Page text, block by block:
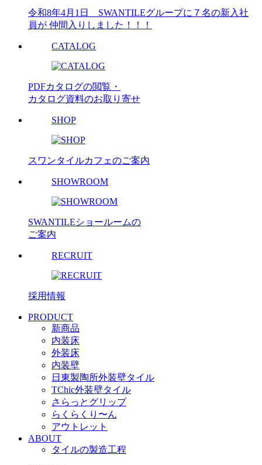
令和8年4月1日 SWANTILEグループに７名の新入社
員が 仲間入りしました！！！
CATALOG
PDFカタログの閲覧・
カタログ資料のお取り寄せ
SHOP
スワンタイルカフェのご案内
SHOWROOM
SWANTILEショールームの
ご案内
RECRUIT
採用情報
PRODUCT
新商品
内装床
外装床
内装壁
日東製陶所外装壁タイル
TChic外装壁タイル
さらっとグリップ
らくらくり〜ん
アウトレット
ABOUT
タイルの製造工程